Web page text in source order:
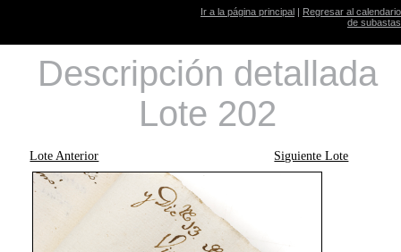
Ir a la página principal | Regresar al calendario
de subastas
Descripción detallada
Lote 202
Lote Anterior Siguiente Lote